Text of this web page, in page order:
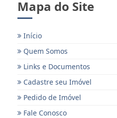
Mapa do Site
Início
Quem Somos
Links e Documentos
Cadastre seu Imóvel
Pedido de Imóvel
Fale Conosco